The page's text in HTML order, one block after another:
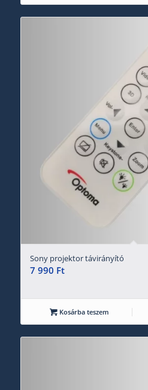
Sony projektor távirányító
7 990 Ft
Kosárba teszem